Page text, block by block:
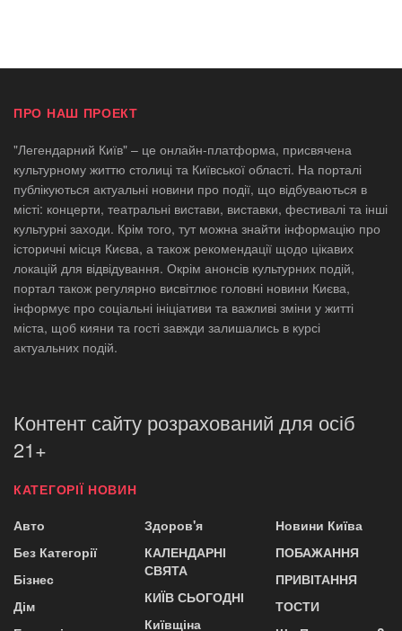
ПРО НАШ ПРОЕКТ
"Легендарний Київ" – це онлайн-платформа, присвячена
культурному життю столиці та Київської області. На порталі
публікуються актуальні новини про події, що відбуваються в
місті: концерти, театральні вистави, виставки, фестивалі та інші
культурні заходи. Крім того, тут можна знайти інформацію про
історичні місця Києва, а також рекомендації щодо цікавих
локацій для відвідування. Окрім анонсів культурних подій,
портал також регулярно висвітлює головні новини Києва,
інформує про соціальні ініціативи та важливі зміни у житті
міста, щоб кияни та гості завжди залишались в курсі
актуальних подій.
Контент сайту розрахований для осіб
21+
КАТЕГОРІЇ НОВИН
Авто
Без Категорії
Бізнес
Дім
Здоров'я
КАЛЕНДАРНІ
СВЯТА
КИЇВ СЬОГОДНІ
Київщіна
Новини Київа
ПОБАЖАННЯ
ПРИВІТАННЯ
ТОСТИ